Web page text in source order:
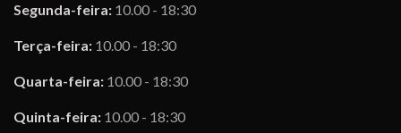
Segunda-feira: 10.00 - 18:30
Terça-feira: 10.00 - 18:30
Quarta-feira: 10.00 - 18:30
Quinta-feira: 10.00 - 18:30